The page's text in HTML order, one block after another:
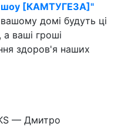
шоу [КАМТУГЕЗА]"
домі будуть ці
а ваші гроші
здоров'я наших
— Дмитро